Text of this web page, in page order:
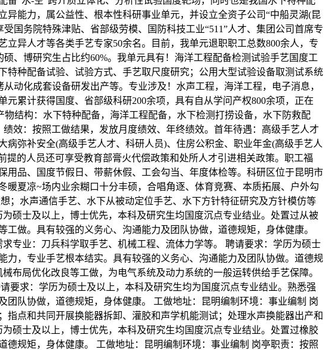
能力，属公益性、根本性科研事业单元，并设立全资子公司“中船灵湖(昆
受国务院特殊津贴、省部级劳模、国防科技工业“511”人才、集团公司首席专
异人才等各类手艺专家50余名。目前，我单元退职职工总数800余人，专
、博研究生占比约60%。我单元具有！海洋工程配备检测试验手艺国度工
种配备试验、试验方式、手艺取尺度研究；公用大型试验设备取测试系统
动化成套设备研发出产等。专业涉及！水声工程，海洋工程，电子消息，
累计获得国度、省部级科研200余项，具有自从学问产权800余项，正在
结构：水下特种配备，海洋工程配备，水下检测打捞设备，水下防救配
效：按照工做结果，发放月度绩效、年终绩效。首年待遇：高级手艺人才
弥补安全(高级手艺人才、科研人员)、住房公积金、职业年金(高级手艺人
的人员还可享受教育部膏火代偿政策和处所人才引进相关政策。职工福
品、国度节假日、带薪休假、工会勾当、年度体检等。科研区位于昆明市
夏凉~场内业余糊口十分丰硕，合唱角逐、体育竞赛、本质拓展、户外勾
；水声通信手艺、水下从被动定位手艺、水下方针特征研究及方针模仿等
硕士及以上，博士优先，本科及研究生均国度沉点专业结业。处置过从被
做。具有较强的义务心、沟通能力及团队协做，道德规矩，身体健康。
专业：刀兵科学取手艺、机械工程、流体力学等。 聘请要求：学历为硕士
，专业手艺根本结实。具有较强的义务心、沟通能力及团队协做。道德规
布局优化改良等工做，为电气系统及动力系统的一般运转供给手艺保障。
要求：学历为硕士及以上，本科及研究生均为国度沉点专业结业。熟悉强
队协做，道德规矩，身体健康。 工做地址：昆明编制环境：事业编制 岗
点和共同开展换能器拆卸、灌胶和声学机能测试；处理水声换能器出产和
硕士及以上，博士优先，本科及研究生均国度沉点专业结业。处置过橡胶
规矩，身体健康。 工做地址：昆明编制环境：事业编制 岗亭职责：按照